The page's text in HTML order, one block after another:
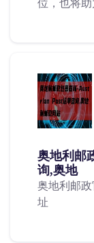
位，也将助
奥地利邮
询,奥地
奥地利邮
址